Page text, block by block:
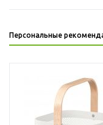
Персональные